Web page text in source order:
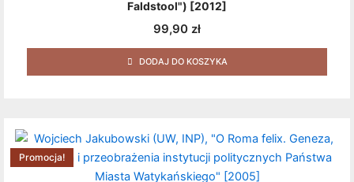
Faldstool") [2012]
99,90 zł
DODAJ DO KOSZYKA
Promocja!
Pierwotna
cena
wynosiła:
32,44 zł.
Aktualna
cena
wynosi:
29,99 zł.